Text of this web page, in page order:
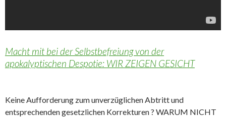
Macht mit bei der Selbstbefreiung von der
apokalyptischen Despotie: WIR ZEIGEN GESICHT
Keine Aufforderung zum unverzüglichen Abtritt und
entsprechenden gesetzlichen Korrekturen ? WARUM NICHT